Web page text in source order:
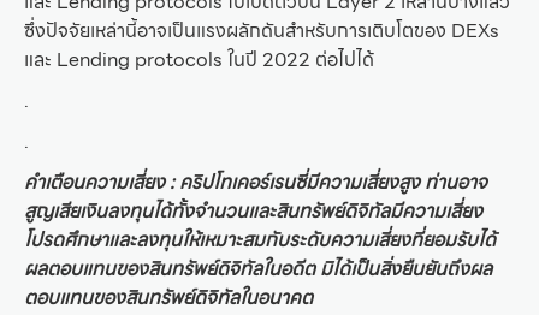
ซึ่งปัจจัยเหล่านี้อาจเป็นแรงผลักดันสำหรับการเติบโตของ DEXs
และ Lending protocols ในปี 2022 ต่อไปได้
.
.
คำเตือนความเสี่ยง : คริปโทเคอร์เรนซี่มีความเสี่ยงสูง ท่านอาจ
สูญเสียเงินลงทุนได้ทั้งจำนวนและสินทรัพย์ดิจิทัลมีความเสี่ยง
โปรดศึกษาและลงทุนให้เหมาะสมกับระดับความเสี่ยงที่ยอมรับได้
ผลตอบแทนของสินทรัพย์ดิจิทัลในอดีต มิได้เป็นสิ่งยืนยันถึงผล
ตอบแทนของสินทรัพย์ดิจิทัลในอนาคต